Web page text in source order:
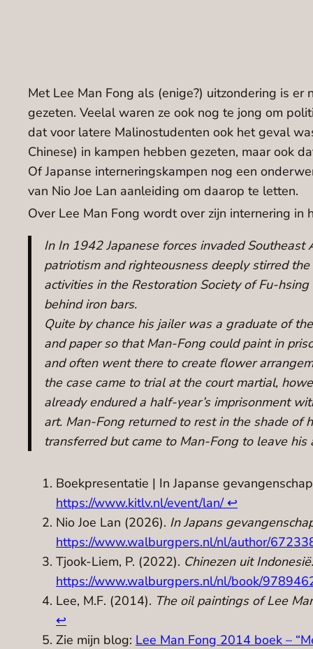
Met Lee Man Fong als (enige?) uitzondering is
gezeten. Veelal waren ze ook nog te jong om
dat voor latere Malinostudenten ook het geval
Chinese) in kampen hebben gezeten, maar ook
Of Japanse interneringskampen nog een
van Nio Joe Lan aanleiding om daarop te letten.
Over Lee Man Fong wordt over zijn internering in
In In 1942 Japanese forces invaded
patriotism and righteousness deeply stirred
activities in the Restoration Society of Fu-
behind iron bars.
Quite by chance his jailer was a graduate of
and paper so that Man-Fong could paint in
and often went there to create flower
the case came to trial at the court martial,
already endured a half-year’s imprisonment
art. Man-Fong returned to rest in the shade of
transferred but came to Man-Fong to leave his
Boekpresentatie | In Japanse
https://www.kitlv.nl/event/lan/ ↩︎
Nio Joe Lan (2026). In Japans
https://www.walburgpers.nl/nl/author/
Tjook-Liem, P. (2022). Chinezen uit
https://www.walburgpers.nl/nl/book/
Lee, M.F. (2014). The oil paintings of Lee
↩︎
Zie mijn blog: Lee Man Fong 2014 boek –